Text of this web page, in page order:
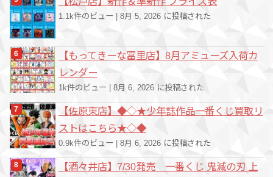
1.1k件のビュー 8月 5, 2026 に投稿された
【もってきーな冨里店】8月アミューズ入荷カ
レンダー
1k件のビュー | 8月 6, 2026 に投稿された
【佐原東店】◆◇★少年誌作品一番くじ買取リ
ストはこちら★◇◆
0.9k件のビュー 8月 6, 2026 に投稿された
【酒々井店】7/30発売 一番くじ 鬼滅の刃 上